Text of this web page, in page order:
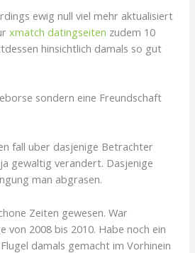
ewig null viel mehr aktualisiert
xmatch datingseiten zudem 10
hinsichtlich damals so gut
sondern eine Freundschaft
fall uber dasjenige Betrachter
gewaltig verandert. Dasjenige
man abgrasen.
Zeiten gewesen. War
von 2008 bis 2010. Habe noch ein
damals gemacht im Vorhinein